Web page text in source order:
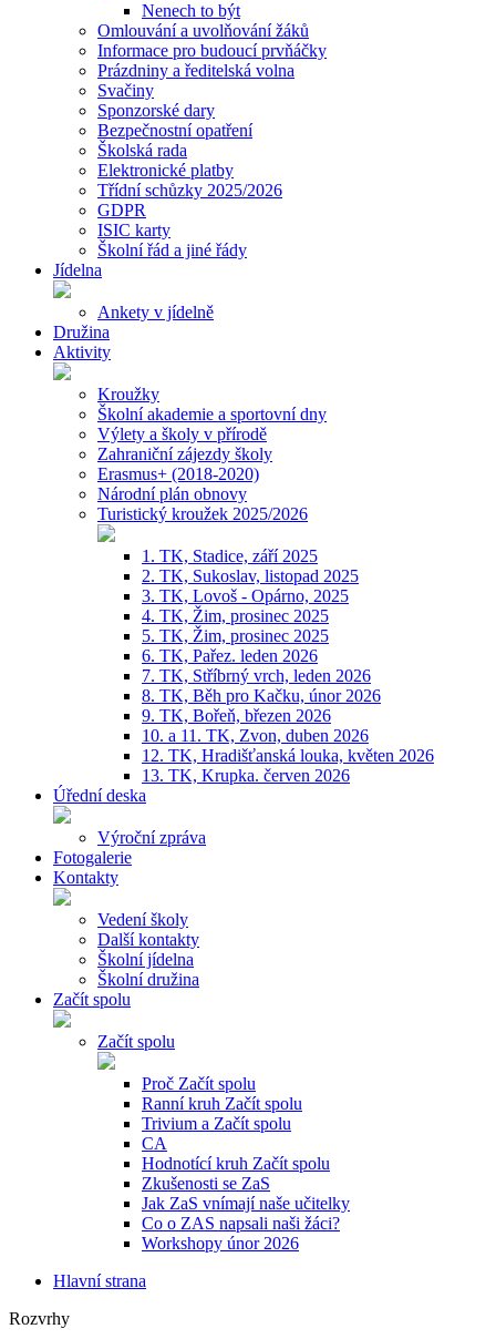
Nenech to být
Omlouvání a uvolňování žáků
Informace pro budoucí prvňáčky
Prázdniny a ředitelská volna
Svačiny
Sponzorské dary
Bezpečnostní opatření
Školská rada
Elektronické platby
Třídní schůzky 2025/2026
GDPR
ISIC karty
Školní řád a jiné řády
Jídelna
Ankety v jídelně
Družina
Aktivity
Kroužky
Školní akademie a sportovní dny
Výlety a školy v přírodě
Zahraniční zájezdy školy
Erasmus+ (2018-2020)
Národní plán obnovy
Turistický kroužek 2025/2026
1. TK, Stadice, září 2025
2. TK, Sukoslav, listopad 2025
3. TK, Lovoš - Opárno, 2025
4. TK, Žim, prosinec 2025
5. TK, Žim, prosinec 2025
6. TK, Pařez. leden 2026
7. TK, Stříbrný vrch, leden 2026
8. TK, Běh pro Kačku, únor 2026
9. TK, Bořeň, březen 2026
10. a 11. TK, Zvon, duben 2026
12. TK, Hradišťanská louka, květen 2026
13. TK, Krupka. červen 2026
Úřední deska
Výroční zpráva
Fotogalerie
Kontakty
Vedení školy
Další kontakty
Školní jídelna
Školní družina
Začít spolu
Začít spolu
Proč Začít spolu
Ranní kruh Začít spolu
Trivium a Začít spolu
CA
Hodnotící kruh Začít spolu
Zkušenosti se ZaS
Jak ZaS vnímají naše učitelky
Co o ZAS napsali naši žáci?
Workshopy únor 2026
Hlavní strana
Rozvrhy